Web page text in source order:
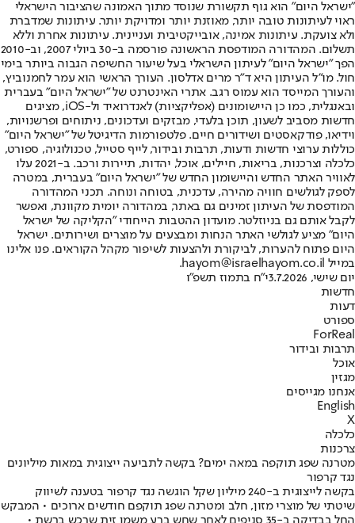
"ישראל היום" הוא גוף תקשורת שנוסד מתוך האמונה שהציבור הישראלי
ראוי לעיתונות טובה יותר, מאוזנת יותר ומדויקת יותר. עיתונות שמדברת
ולא צועקת. עיתונות אמינה, אובייקטיבית ועניינית. עיתונות אחרת וללא
תשלום. המהדורה המודפסת הראשונה פורסמה ב-30 ביולי 2007, וב-2010
הפך "ישראל היום" לעיתון הישראלי בעל שיעור החשיפה הגבוה ביותר בימי
חול. מו"ל העיתון היא ד"ר מרים אדלסון. העורך הראשי הוא עמר לחמנוביץ,
והעורך המייסד הוא עמוס רגב. אתרי האינטרנט של "ישראל היום" בעברית
ובאנגלית, כמו כן היישומונים (אפליקציות) לאנדרואיד ול-iOS, מציגים
חדשות מסביב לשעון, תוכן בלעדי, מבזקים ועדכונים, ניתוחים ופרשנויות,
וידיאו, פודקאסטים ושידורים חיים. פלטפורמות הדיגיטל של "ישראל היום"
כוללות ערוצי חדשות ודעות, תרבות ובידור, לייף סטייל, טכנולוגיה, ספורט,
כלכלה וצרכנות, בריאות, חיילים, אוכל, יהדות, תיירות ורכב. ב-2021 עלו
לאוויר האתר החדש והיישומון החדש של "ישראל היום" בעברית, במטרה
לספק לגולשים חוויה מהירה, עדכנית, בטוחה ונוחה. תכני המהדורה
המודפסת של העיתון זמינים גם באתר, במהדורה יומית מקוונת, ואפשר
לקבל אותם גם בניוזלטר. מועדון ההטבות הייחודי "הקליקה של ישראל
היום" מציע לגולשי האתר הנחות ומבצעים על מוצרים ושירותים. ישראל
היום פתוח להערות, לביקורת ולהצעות לשיפור מקהל הקוראים. פנו אלינו
במייל hayom@israelhayom.co.il.
יום שישי, 3.7.2026
י"ח בתמוז תשפ"ו
חדשות
דעות
ספורט
ForReal
תרבות ובידור
אוכל
מגזין
אנחנו מגייסים
English
X
כלכלה
צרכנות
מטרנה שפג תוקפה במאה ימים? בקשה לתביעה ייצוגית במאות מיליונים
נגד קרפור
בקשה לייצוגית ב-240 מיליון שקל הוגשה נגד קרפור בטענה לשיווק
שיטתי של מוצרי מזון, חלב ומטרנה שפג תוקפם חודשים ארוכים • המבקש